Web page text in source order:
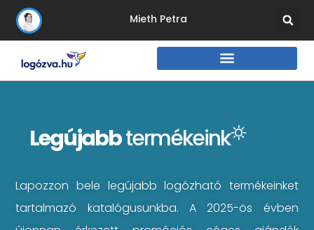
Mieth Petra
Legújabbtermékeink
Lapozzon bele legújabb logózható termékeinket
tartalmazó katalógusunkba. A 2025-ös évben